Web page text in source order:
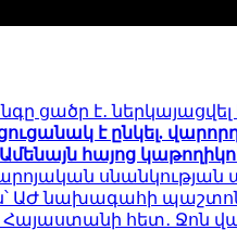
ցածր է․
է ընկել.
Ամենայն հայոց
սնանկության
ԱԺ նախագահի
հետ․ Ջոն